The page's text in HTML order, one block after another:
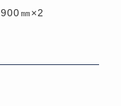
900㎜×2